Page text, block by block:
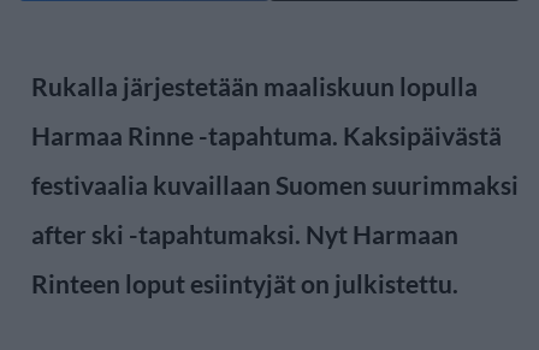
Rukalla järjestetään maaliskuun lopulla
Harmaa Rinne -tapahtuma. Kaksipäivästä
festivaalia kuvaillaan Suomen suurimmaksi
after ski -tapahtumaksi. Nyt Harmaan
Rinteen loput esiintyjät on julkistettu.